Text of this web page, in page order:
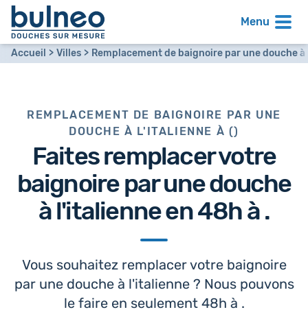
Menu
Accueil Villes Remplacement de baignoire par une douche
REMPLACEMENT DE BAIGNOIRE PAR UNE
DOUCHE À L'ITALIENNE À ()
Faites remplacer votre
baignoire parune douche
à l'italienne en 48hà .
Vous souhaitez remplacer votre baignoire
par une douche à l'italienne ? Nous pouvons
le faire en seulement 48h à .